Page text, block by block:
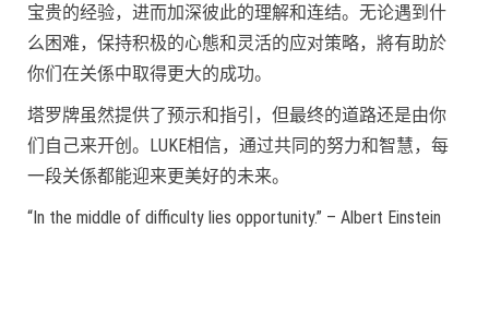
宝贵的经验，进而加深彼此的理解和连结。无论遇到什
么困难，保持积极的心態和灵活的应对策略，將有助於
你们在关係中取得更大的成功。
塔罗牌虽然提供了预示和指引，但最终的道路还是由你
们自己来开创。LUKE相信，通过共同的努力和智慧，每
一段关係都能迎来更美好的未来。
“In the middle of difficulty lies opportunity.” – Albert Einstein